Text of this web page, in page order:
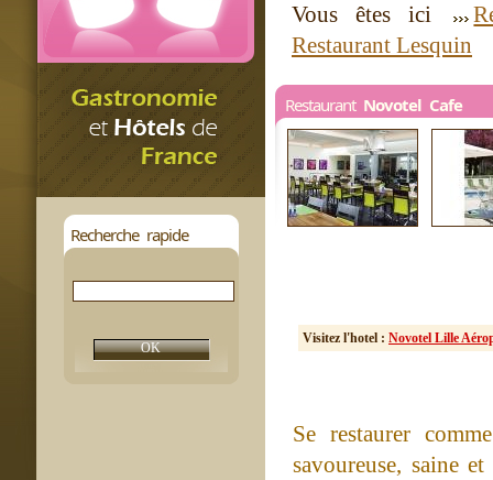
Recherche rapide
Vous êtes ici
Restaurant Lesquin
Restaurant Novotel Cafe
Visitez l'hotel : Novotel Lille
Se restaurer
savoureuse, saine